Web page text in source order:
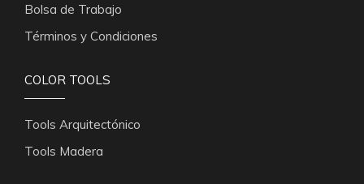
Bolsa de Trabajo
Términos y Condiciones
COLOR TOOLS
Tools Arquitectónico
Tools Madera